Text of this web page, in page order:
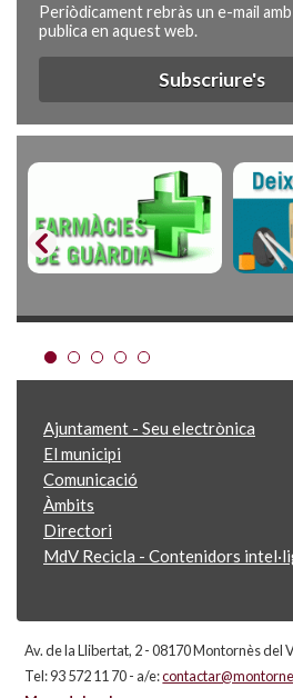
Periòdicament rebràs un e-mail
publica en aquest web.
Subscriure's
Ajuntament - Seu electrònica
El municipi
Comunicació
Àmbits
Directori
MdV Recicla - Contenidors
Av. de la Llibertat, 2 - 08170 Montornès del
Tel: 93 572 11 70 - a/e: